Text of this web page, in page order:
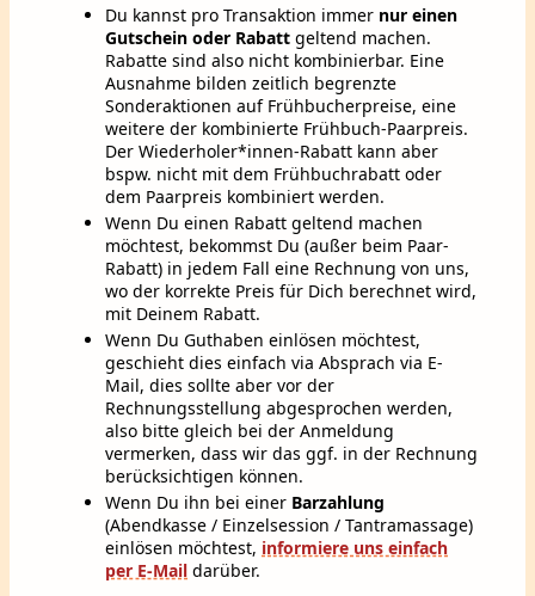
Du kannst pro Transaktion immer nur einen
Gutschein oder Rabatt geltend machen.
Rabatte sind also nicht kombinierbar. Eine
Ausnahme bilden zeitlich begrenzte
Sonderaktionen auf Frühbucherpreise, eine
weitere der kombinierte Frühbuch-Paarpreis.
Der Wiederholer*innen-Rabatt kann aber
bspw. nicht mit dem Frühbuchrabatt oder
dem Paarpreis kombiniert werden.
Wenn Du einen Rabatt geltend machen
möchtest, bekommst Du (außer beim Paar-
Rabatt) in jedem Fall eine Rechnung von uns,
wo der korrekte Preis für Dich berechnet wird,
mit Deinem Rabatt.
Wenn Du Guthaben einlösen möchtest,
geschieht dies einfach via Absprach via E-
Mail, dies sollte aber vor der
Rechnungsstellung abgesprochen werden,
also bitte gleich bei der Anmeldung
vermerken, dass wir das ggf. in der Rechnung
berücksichtigen können.
Wenn Du ihn bei einer Barzahlung
(Abendkasse / Einzelsession / Tantramassage)
einlösen möchtest, informiere uns einfach
per E-Mail darüber.